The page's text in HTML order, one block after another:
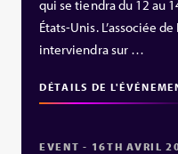
qui se tiendra du 12 au
États‑Unis. L’associée
interviendra sur …
DÉTAILS DE
EVENT - 16TH AVRIL